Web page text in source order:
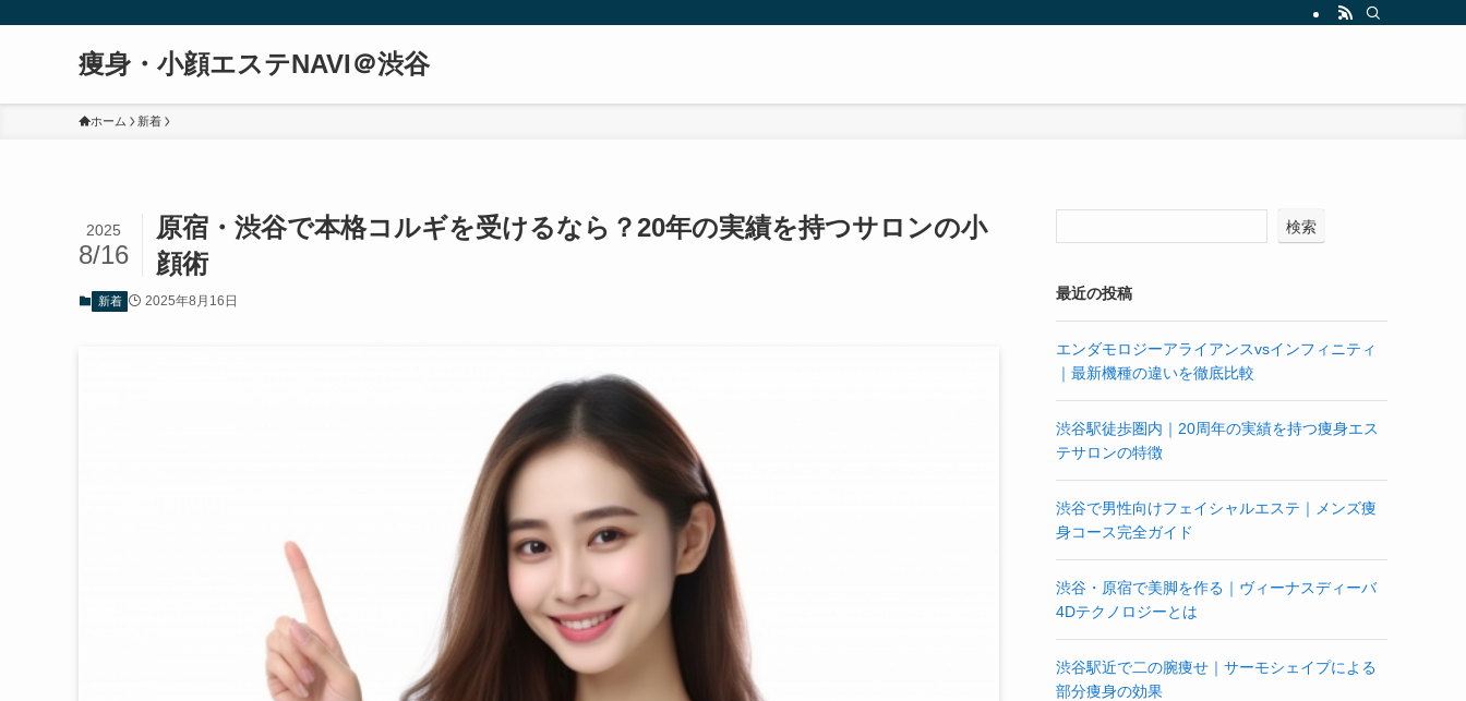
痩身・小顔エステNAVI＠渋谷
ホーム 新着
原宿・渋谷で本格コルギを受けるなら？20年の実績を持つサロンの小
顔術
2025
8/16
新着 2025年8月16日
検索
最近の投稿
エンダモロジーアライアンスvsインフィニティ
｜最新機種の違いを徹底比較
渋谷駅徒歩圏内｜20周年の実績を持つ痩身エス
テサロンの特徴
渋谷で男性向けフェイシャルエステ｜メンズ痩
身コース完全ガイド
渋谷・原宿で美脚を作る｜ヴィーナスディーバ
4Dテクノロジーとは
渋谷駅近で二の腕痩せ｜サーモシェイプによる
部分痩身の効果